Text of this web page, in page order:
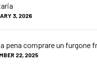
3, 2026
pena comprare un furgone
22, 2025